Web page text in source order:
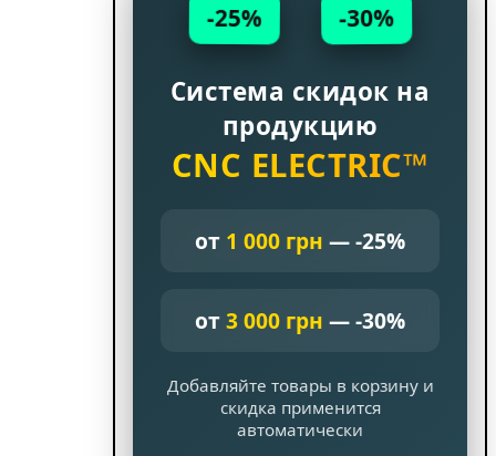
-25% -30%
Система скидок на
продукцию
CNC ELECTRIC™
от 1 000 грн — -25%
от3 000 грн — -30%
Добавляйте товары в корзину и
скидка применится
автоматически